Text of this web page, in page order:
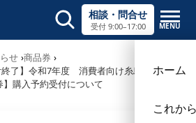
相談・問合せ
受付 9:00–17:00 MENU
ホーム
これか
せ 商品券
終了】令和7年度 消費者向け糸島市商工会
購入予約受付について